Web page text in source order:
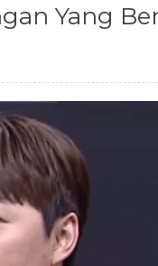
Yang